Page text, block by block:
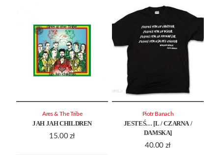
JAH JAH CHILDREN
15.00 zł
Ares & The Tribe
JESTEŚ… [L / CZARNA /
DAMSKA]
40.00 zł
Piotr Banach